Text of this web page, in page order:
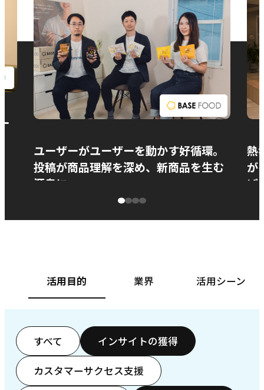
ユーザーがユーザーを動かす好循環。
投稿が商品理解を深め、新商品を生む
源泉に
熱
が
ぱ
活用目的 業界 活用シーン
すべて インサイトの獲得
カスタマーサクセス支援